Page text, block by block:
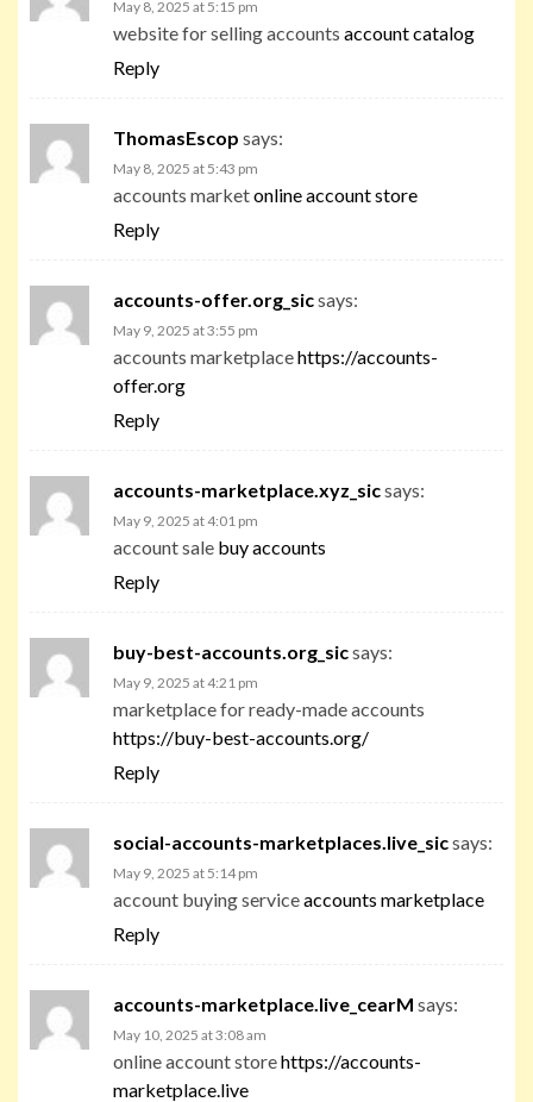
May 8, 2025 at 5:15 pm
website for selling accounts account catalog
Reply
ThomasEscop says:
May 8, 2025 at 5:43 pm
accounts marketonline account store
Reply
accounts-offer.org_sicsays:
May 9, 2025 at 3:55 pm
accounts marketplacehttps://accounts-
offer.org
Reply
accounts-marketplace.xyz_sicsays:
May 9, 2025 at 4:01 pm
account sale buy accounts
Reply
buy-best-accounts.org_sicsays:
May 9, 2025 at 4:21 pm
marketplace for ready-made accounts
https://buy-best-accounts.org/
Reply
social-accounts-marketplaces.live_sicsays:
May 9, 2025 at 5:14 pm
account buying serviceaccounts marketplace
Reply
accounts-marketplace.live_cearM says:
May 10, 2025 at 3:08 am
online account storehttps://accounts-
marketplace.live